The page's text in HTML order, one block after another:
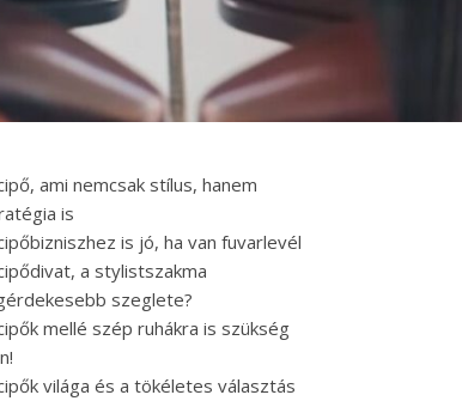
ami nemcsak stílus, hanem
is
is jó, ha van fuvarlevél
a stylistszakma
szeglete?
mellé szép ruhákra is szükség
világa és a tökéletes választás